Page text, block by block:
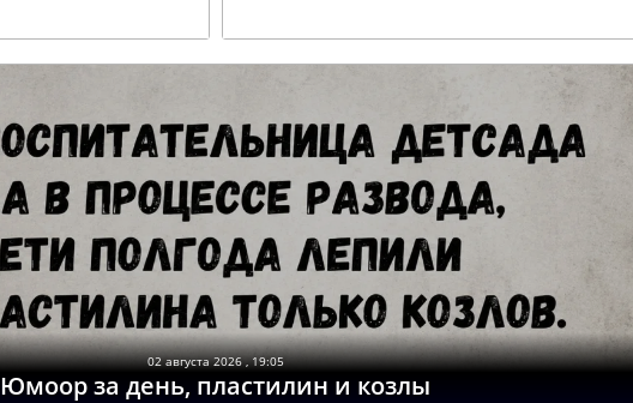
02 августа 2026 , 19:05
Юмоор за день, пластилин и козлы